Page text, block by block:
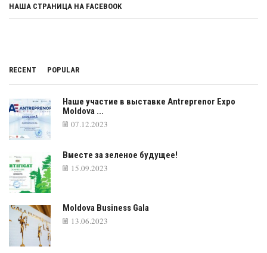
НАША СТРАНИЦА НА FACEBOOK
RECENT POPULAR
Наше участие в выставке Antreprenor Expo
Moldova ...
07.12.2023
Вместе за зеленое будущее!
15.09.2023
Moldova Business Gala
13.06.2023